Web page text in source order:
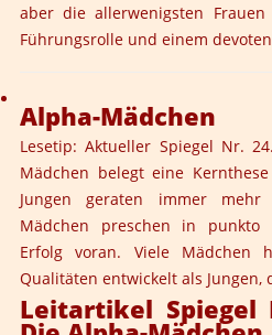
aber die allerwenigsten
Führungsrolle und einem
Alpha-Mädchen
Lesetip: Aktueller Spiegel Nr.
Mädchen belegt eine
Jungen geraten immer
Mädchen preschen in punkto
Erfolg voran. Viele Mädchen
Qualitäten entwickelt als Jungen,
Leitartikel Spiegel